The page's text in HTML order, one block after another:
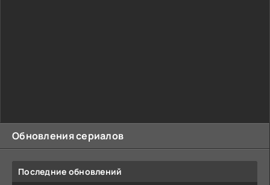
Обновления сериалов
Последние обновлений